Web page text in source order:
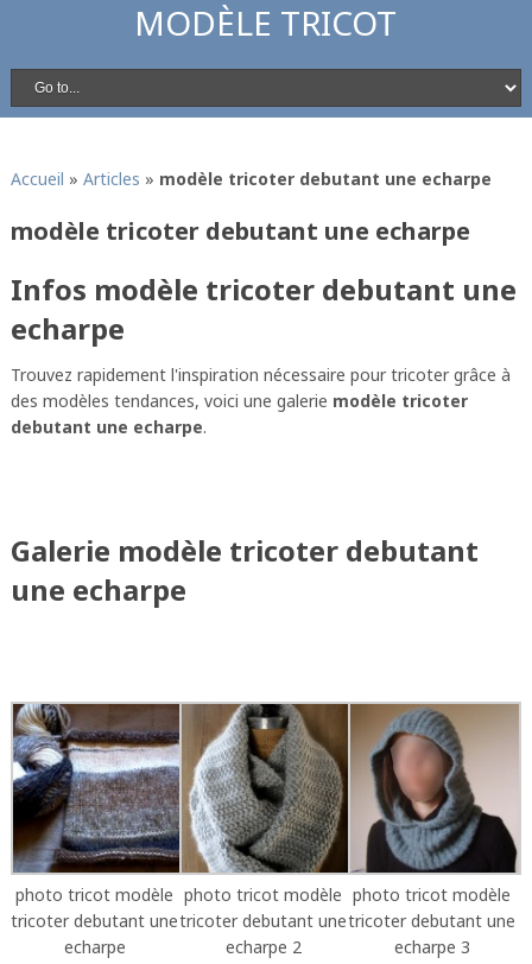
MODÈLE TRICOT
Accueil » Articles » modèle tricoter debutant une echarpe
modèle tricoter debutant une echarpe
Infos modèle tricoter debutant une
echarpe
Trouvez rapidement l'inspiration nécessaire pour tricoter grâce à
des modèles tendances, voici une galerie modèle tricoter
debutant une echarpe.
Galerie modèle tricoter debutant
une echarpe
photo tricot modèle
tricoter debutant une
echarpe
photo tricot modèle
tricoter debutant une
echarpe 2
photo tricot modèle
tricoter debutant une
echarpe 3